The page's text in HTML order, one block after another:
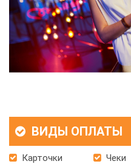
ВИДЫ ОПЛАТЫ
Карточки Чеки